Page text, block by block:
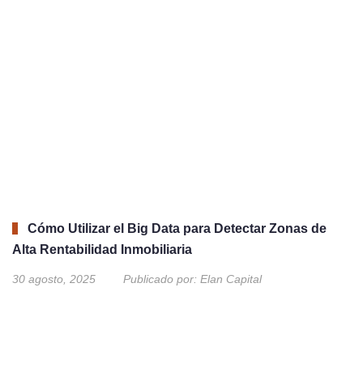
Cómo Utilizar el Big Data para Detectar Zonas de
Alta Rentabilidad Inmobiliaria
30 agosto, 2025 Publicado por: Elan Capital